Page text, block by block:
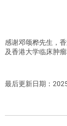
感谢邓颂桦先生，
及香港大学临床肿
最后更新日期：